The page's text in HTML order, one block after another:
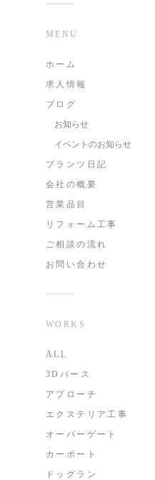
MENU
ホーム
求人情報
ブログ
お知らせ
イベントのお知らせ
プランツ日記
会社の概要
営業品目
リフォーム工事
ご相談の流れ
お問い合わせ
WORKS
ALL
3Dパース
アプローチ
エクステリア工事
オーバーゲート
カーポート
ドッグラン